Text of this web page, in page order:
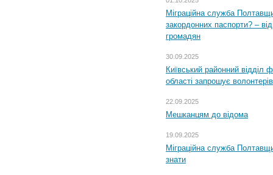
Міграційна служба
закордонних паспорти? –
громадян
30.09.2025
Київський районний відділ
області запрошує
22.09.2025
Мешканцям до відома
19.09.2025
Міграційна служба
знати